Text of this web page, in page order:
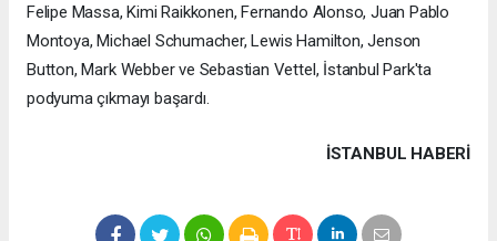
Felipe Massa, Kimi Raikkonen, Fernando Alonso, Juan Pablo
Montoya, Michael Schumacher, Lewis Hamilton, Jenson
Button, Mark Webber ve Sebastian Vettel, İstanbul Park'ta
podyuma çıkmayı başardı.
İSTANBUL HABERİ